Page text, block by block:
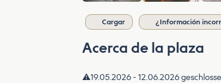
Cargar ¿Información
Acerca de la plaza
⚠️19.05.2026 - 12.06.2026